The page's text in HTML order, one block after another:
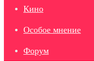
Кино
Особое мнение
Форум